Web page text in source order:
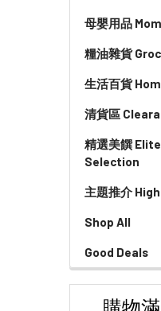
母嬰用品
糧油雜貨
生活百貨
清貨區
精選美饌 Elite
Selection
主題推介
Shop All
Good Deals